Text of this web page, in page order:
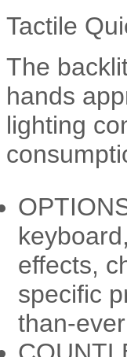
Tactile
The
hands
lighting
effects,
specific
than-